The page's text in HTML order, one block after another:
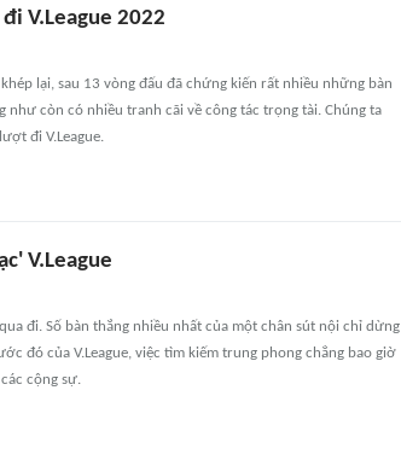
V.League 2022
lại, sau 13 vòng đấu đã chứng kiến rất nhiều những bàn
như còn có nhiều tranh cãi về công tác trọng tài. Chúng ta
đi V.League.
V.League
đi. Số bàn thắng nhiều nhất của một chân sút nội chỉ dừng
đó của V.League, việc tìm kiếm trung phong chẳng bao giờ
cộng sự.